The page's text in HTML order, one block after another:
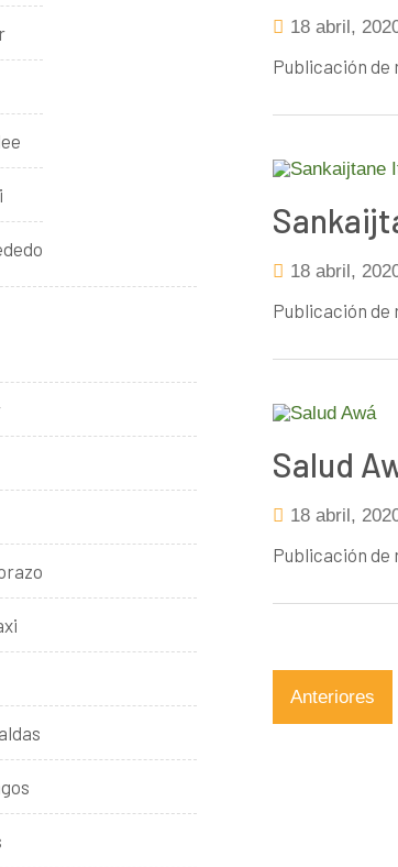
18 abril,
Publicación de
18 abril,
Publicación de
Salud
18 abril,
Publicación de
Anteriores